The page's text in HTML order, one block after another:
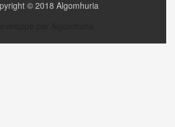
© 2018 Algomhuria